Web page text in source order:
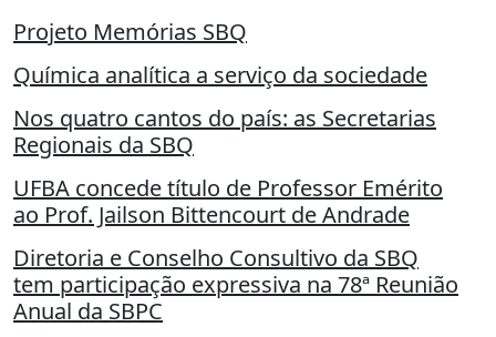
Projeto Memórias SBQ
Química analítica a serviço da sociedade
Nos quatro cantos do país: as Secretarias
Regionais da SBQ
UFBA concede título de Professor Emérito
ao Prof. Jailson Bittencourt de Andrade
Diretoria e Conselho Consultivo da SBQ
tem participação expressiva na 78ª Reunião
Anual da SBPC